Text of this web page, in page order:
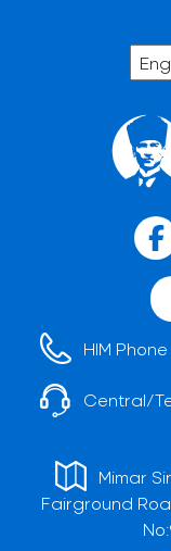
HIM Phone
Central/
Mimar
Fairground